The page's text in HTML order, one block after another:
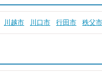
川越市 川口市 行田市 秩父市